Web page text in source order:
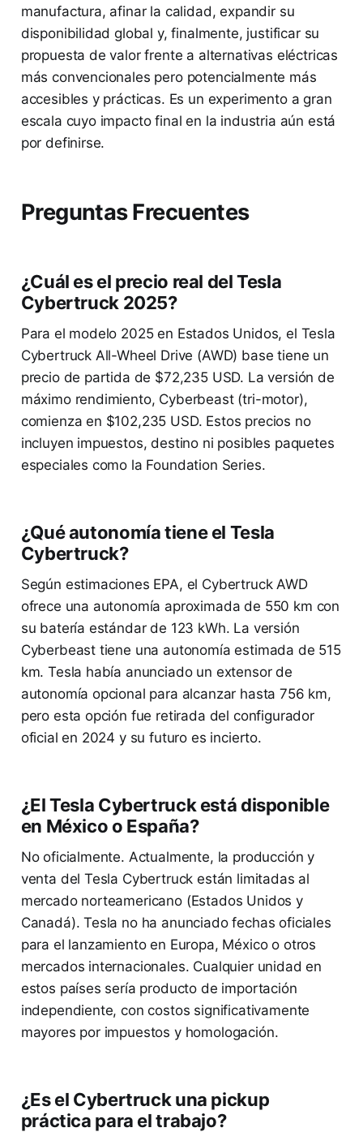
manufactura, afinar la calidad, expandir su
disponibilidad global y, finalmente, justificar su
propuesta de valor frente a alternativas eléctricas
más convencionales pero potencialmente más
accesibles y prácticas. Es un experimento a gran
escala cuyo impacto final en la industria aún está
por definirse.
Preguntas Frecuentes
¿Cuál es el precio real del Tesla
Cybertruck 2025?
Para el modelo 2025 en Estados Unidos, el Tesla
Cybertruck All-Wheel Drive (AWD) base tiene un
precio de partida de $72,235 USD. La versión de
máximo rendimiento, Cyberbeast (tri-motor),
comienza en $102,235 USD. Estos precios no
incluyen impuestos, destino ni posibles paquetes
especiales como la Foundation Series.
¿Qué autonomía tiene el Tesla
Cybertruck?
Según estimaciones EPA, el Cybertruck AWD
ofrece una autonomía aproximada de 550 km con
su batería estándar de 123 kWh. La versión
Cyberbeast tiene una autonomía estimada de 515
km. Tesla había anunciado un extensor de
autonomía opcional para alcanzar hasta 756 km,
pero esta opción fue retirada del configurador
oficial en 2024 y su futuro es incierto.
¿El Tesla Cybertruck está disponible
en México o España?
No oficialmente. Actualmente, la producción y
venta del Tesla Cybertruck están limitadas al
mercado norteamericano (Estados Unidos y
Canadá). Tesla no ha anunciado fechas oficiales
para el lanzamiento en Europa, México o otros
mercados internacionales. Cualquier unidad en
estos países sería producto de importación
independiente, con costos significativamente
mayores por impuestos y homologación.
¿Es el Cybertruck una pickup
práctica para el trabajo?